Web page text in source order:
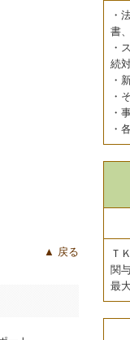
▲ 戻る
・
書
・
続
・
・
・
・
Ｔ
関
最